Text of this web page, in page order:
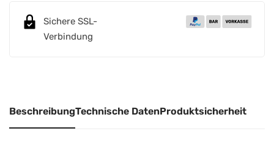
Sichere SSL-
Verbindung
BeschreibungTechnische DatenProduktsicherheit